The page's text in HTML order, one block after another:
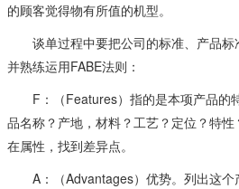
的顾客觉得物有所值的机型。
谈单过程中要把公司的标准、产品标
并熟练运用FABE法则：
F：（Features）指的是本项产品的
品名称？产地，材料？工艺？定位？特
在属性，找到差异点。
A：（Advantages）优势。列出这个